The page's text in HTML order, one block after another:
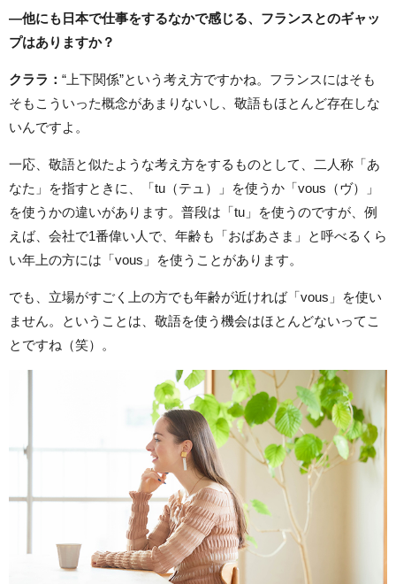
―他にも日本で仕事をするなかで感じる、フランスとのギャッ
プはありますか？
クララ： “上下関係”という考え方ですかね。フランスにはそも
そもこういった概念があまりないし、敬語もほとんど存在しな
いんですよ。
一応、敬語と似たような考え方をするものとして、二人称「あ
なた」を指すときに、「tu（テュ）」を使うか「vous（ヴ）」
を使うかの違いがあります。普段は「tu」を使うのですが、例
えば、会社で1番偉い人で、年齢も「おばあさま」と呼べるくら
い年上の方には「vous」を使うことがあります。
でも、立場がすごく上の方でも年齢が近ければ「vous」を使い
ません。ということは、敬語を使う機会はほとんどないってこ
とですね（笑）。